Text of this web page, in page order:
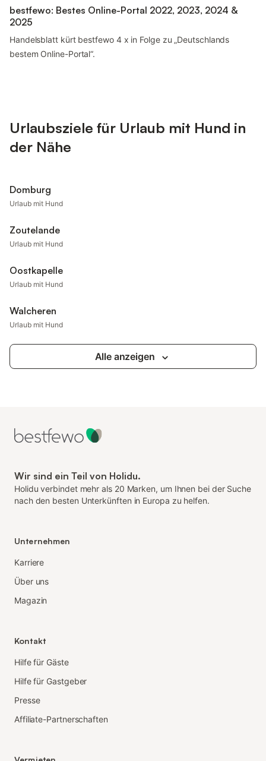
bestfewo: Bestes Online-Portal 2022, 2023, 2024 &
2025
Handelsblatt kürt bestfewo 4 x in Folge zu „Deutschlands
bestem Online-Portal“.
Urlaubsziele für Urlaub mit Hund in
der Nähe
Domburg
Urlaub mit Hund
Zoutelande
Urlaub mit Hund
Oostkapelle
Urlaub mit Hund
Walcheren
Urlaub mit Hund
Alle anzeigen
Wir sind ein Teil von Holidu.
Holidu verbindet mehr als 20 Marken, um Ihnen bei der Suche
nach den besten Unterkünften in Europa zu helfen.
Unternehmen
Karriere
Über uns
Magazin
Kontakt
Hilfe für Gäste
Hilfe für Gastgeber
Presse
Affiliate-Partnerschaften